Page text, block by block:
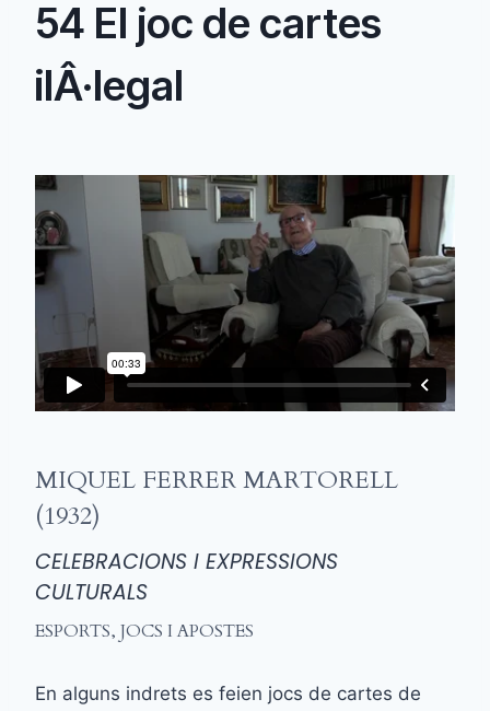
54 El joc de cartes
ilÂ·legal
MIQUEL FERRER MARTORELL
(1932)
CELEBRACIONS I EXPRESSIONS
CULTURALS
ESPORTS, JOCS I APOSTES
En alguns indrets es feien jocs de cartes de